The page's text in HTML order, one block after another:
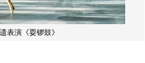
表演《耍锣鼓》